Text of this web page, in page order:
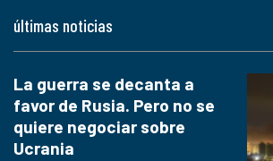
últimas noticias
La guerra se decanta a
favor de Rusia. Pero no se
quiere negociar sobre
Ucrania